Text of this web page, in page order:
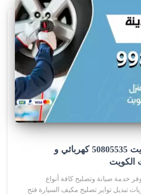
بنشر متنقل الكويت 50805535‬ كهربائي و
الكويت
خدمة صيانة وتصليح كافة أنواع
تبديل تواير تصليح مكيف السيارة فتح